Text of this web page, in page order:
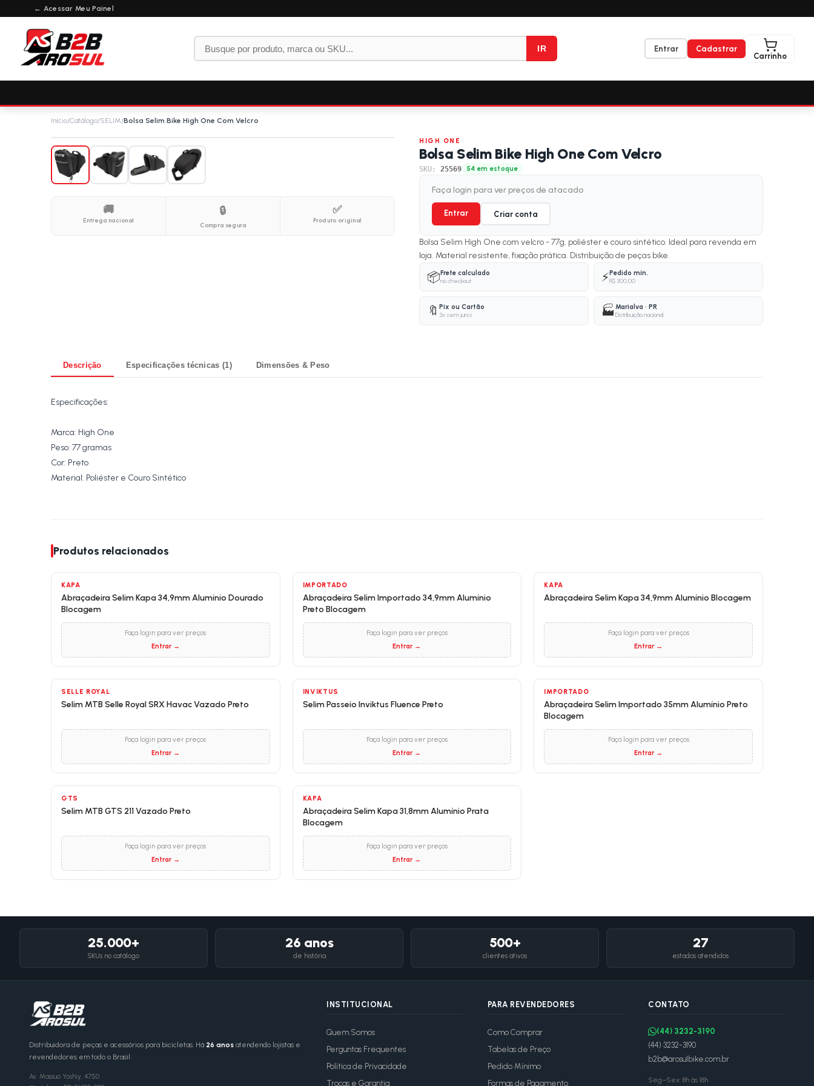
← Acessar Meu Painel
IR Entrar
Cadastrar
Carrinho
Início/Catálogo/SELIM/Bolsa Selim Bike High One Com Velcro
🚚
Entrega nacional
🔒
Compra segura
✅
Produto original
HIGH ONE
Bolsa Selim Bike High One Com Velcro
SKU: 25569 54 em estoque
Faça login para ver preços de atacado
Entrar Criar conta
Bolsa Selim High One com velcro - 77g, poliéster e couro sintético. Ideal para revenda em
loja. Material resistente, fixação prática. Distribuição de peças bike.
📦Frete calculado
no checkout
⚡Pedido mín.
R$ 300,00
🔖 Pix ou Cartão
3x sem juros
🏭 Marialva · PR
Distribuição nacional
Descrição Especificações técnicas (1) Dimensões & Peso
Especificações:
Marca: High One
Peso: 77 gramas
Cor: Preto
Material: Poliéster e Couro Sintético
Produtos relacionados
KAPA
Abraçadeira Selim Kapa 34,9mm Alumínio Dourado
Blocagem
Faça login para ver preços
Entrar →
IMPORTADO
Abraçadeira Selim Importado 34,9mm Alumínio
Preto Blocagem
Faça login para ver preços
Entrar →
KAPA
Abraçadeira Selim Kapa 34,9mm Alumínio Blocagem
Faça login para ver preços
Entrar →
SELLE ROYAL
Selim MTB Selle Royal SRX Havac Vazado Preto
Faça login para ver preços
Entrar →
INVIKTUS
Selim Passeio Inviktus Fluence Preto
Faça login para ver preços
Entrar →
IMPORTADO
Abraçadeira Selim Importado 35mm Alumínio Preto
Blocagem
Faça login para ver preços
Entrar →
GTS
Selim MTB GTS 211 Vazado Preto
Faça login para ver preços
Entrar →
KAPA
Abraçadeira Selim Kapa 31,8mm Alumínio Prata
Blocagem
Faça login para ver preços
Entrar →
25.000+
SKUs no catálogo
26 anos
de história
500+
clientes ativos
27
estados atendidos
Distribuidora de peças e acessórios para bicicletas. Há 26 anos atendendo lojistas e
revendedores em todo o Brasil.
Av. Massuo Yoshiy, 4750
INSTITUCIONAL
Quem Somos
Perguntas Frequentes
Política de Privacidade
Trocas e Garantia
PARA REVENDEDORES
Como Comprar
Tabelas de Preço
Pedido Mínimo
Formas de Pagamento
CONTATO
(44) 3232-3190
(44) 3232-3190
b2b@arosulbike.com.br
Seg–Sex: 8h às 18h